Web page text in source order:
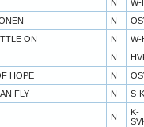
N
W-
N
ON N
W-
N
HOPE N
FLY N S-
N
K-